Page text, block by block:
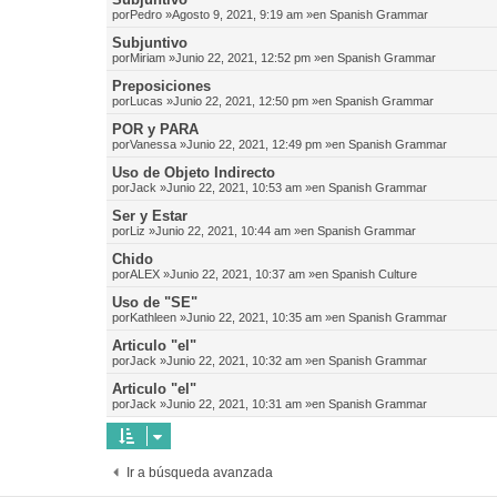
porPedro »Agosto 9, 2021, 9:19 am »en Spanish Grammar
Subjuntivo
porMiriam »Junio 22, 2021, 12:52 pm »en Spanish Grammar
Preposiciones
porLucas »Junio 22, 2021, 12:50 pm »en Spanish Grammar
POR y PARA
porVanessa »Junio 22, 2021, 12:49 pm »en Spanish Grammar
Uso de Objeto Indirecto
porJack »Junio 22, 2021, 10:53 am »en Spanish Grammar
Ser y Estar
porLiz »Junio 22, 2021, 10:44 am »en Spanish Grammar
Chido
porALEX »Junio 22, 2021, 10:37 am »en Spanish Culture
Uso de "SE"
porKathleen »Junio 22, 2021, 10:35 am »en Spanish Grammar
Articulo "el"
porJack »Junio 22, 2021, 10:32 am »en Spanish Grammar
Articulo "el"
porJack »Junio 22, 2021, 10:31 am »en Spanish Grammar
Ir a búsqueda avanzada